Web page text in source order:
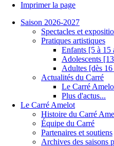
Imprimer la page
Saison 2026-2027
Spectacles et
Pratiques artistiques
Enfants [5 à 15
Adolescents
Adultes [dès 16
Actualités du Carré
Le Carré
Plus d'actus...
Le Carré Amelot
Histoire du Carré
Équipe du Carré
Partenaires et soutiens
Archives des saisons